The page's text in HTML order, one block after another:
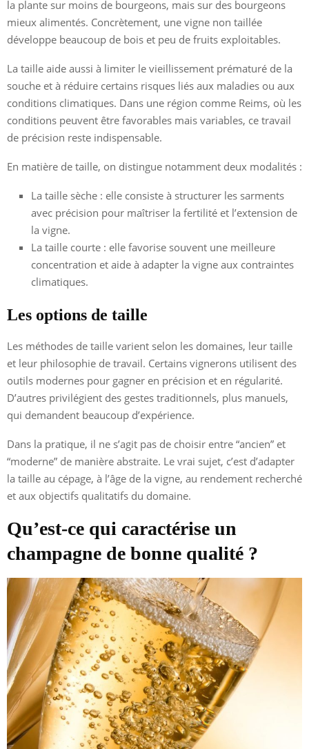
la plante sur moins de bourgeons, mais sur des bourgeons
mieux alimentés. Concrètement, une vigne non taillée
développe beaucoup de bois et peu de fruits exploitables.
La taille aide aussi à limiter le vieillissement prématuré de la
souche et à réduire certains risques liés aux maladies ou aux
conditions climatiques. Dans une région comme Reims, où les
conditions peuvent être favorables mais variables, ce travail
de précision reste indispensable.
En matière de taille, on distingue notamment deux modalités :
La taille sèche : elle consiste à structurer les sarments
avec précision pour maîtriser la fertilité et l’extension de
la vigne.
La taille courte : elle favorise souvent une meilleure
concentration et aide à adapter la vigne aux contraintes
climatiques.
Les options de taille
Les méthodes de taille varient selon les domaines, leur taille
et leur philosophie de travail. Certains vignerons utilisent des
outils modernes pour gagner en précision et en régularité.
D’autres privilégient des gestes traditionnels, plus manuels,
qui demandent beaucoup d’expérience.
Dans la pratique, il ne s’agit pas de choisir entre “ancien” et
“moderne” de manière abstraite. Le vrai sujet, c’est d’adapter
la taille au cépage, à l’âge de la vigne, au rendement recherché
et aux objectifs qualitatifs du domaine.
Qu’est-ce qui caractérise un
champagne de bonne qualité ?